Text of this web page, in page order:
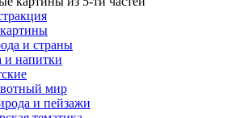
и страны
и напитки
мир
и пейзажи